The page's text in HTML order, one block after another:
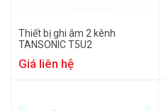
Thiết bị ghi âm 2 kênh
TANSONIC T5U2
Giá liên hệ